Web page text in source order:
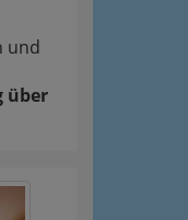
und
über